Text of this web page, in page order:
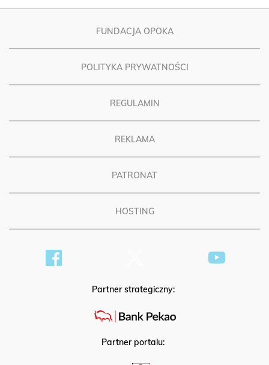
FUNDACJA OPOKA
POLITYKA PRYWATNOŚCI
REGULAMIN
REKLAMA
PATRONAT
HOSTING
Partner strategiczny:
Partner portalu: